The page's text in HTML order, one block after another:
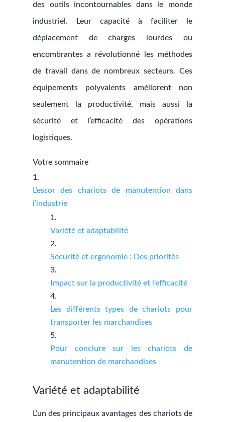
des outils incontournables dans le monde
industriel. Leur capacité à faciliter le
déplacement de charges lourdes ou
encombrantes a révolutionné les méthodes
de travail dans de nombreux secteurs. Ces
équipements polyvalents améliorent non
seulement la productivité, mais aussi la
sécurité et l’efficacité des opérations
logistiques.
Votre sommaire
L’essor des chariots de manutention dans
l’industrie
Variété et adaptabilité
Sécurité et ergonomie : Des priorités
Impact sur la productivité et l’efficacité
Les différents types de chariots pour
transporter les marchandises
Pour conclure sur les chariots de
manutention de marchandises
Variété et adaptabilité
L’un des principaux avantages des chariots de